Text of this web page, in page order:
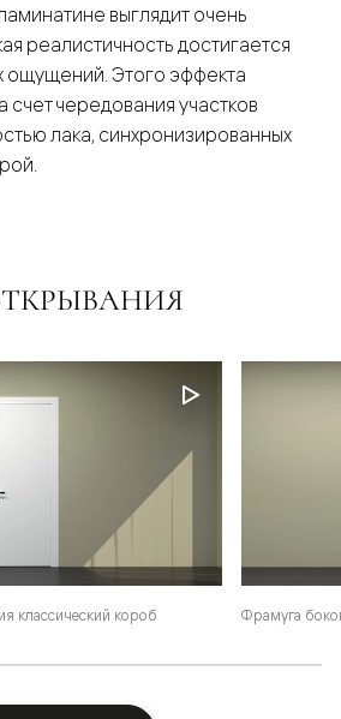
выглядит очень
реалистичность достигается
ощущений. Этого эффекта
счет чередования участков
лака, синхронизированных
классический короб Фрамуга